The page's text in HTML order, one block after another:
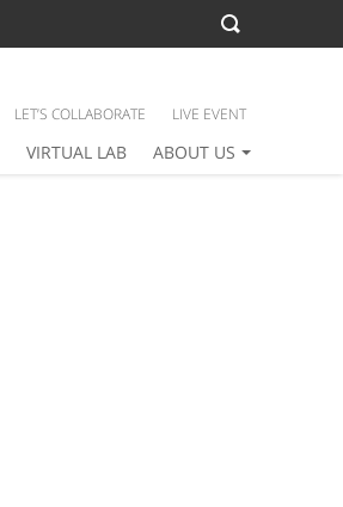
VIRTUAL LAB ABOUT US
LET’S COLLABORATE LIVE EVENT